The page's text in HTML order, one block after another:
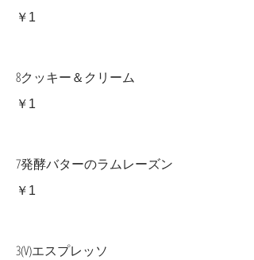
￥1
8クッキー＆クリーム
￥1
7発酵バターのラムレーズン
￥1
3(V)エスプレッソ